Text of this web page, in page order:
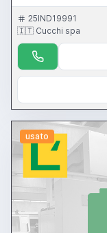
25IND19991
🇮🇹 Cucchi spa
usato